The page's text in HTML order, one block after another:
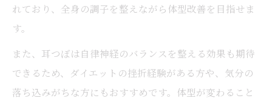
れており、全身の調子を整えながら体型改善を目指せま
す。
また、耳つぼは自律神経のバランスを整える効果も期待
できるため、ダイエットの挫折経験がある方や、気分の
落ち込みがちな方にもおすすめです。体型が変わること